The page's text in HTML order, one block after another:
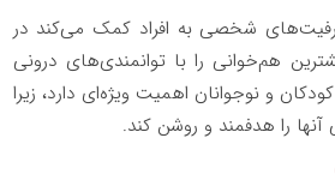
شخصی به افراد کمک می‌کند در
هم‌خوانی را با توانمندی‌های درونی
و نوجوانان اهمیت ویژه‌ای دارد، زیرا
آنها را هدفمند و روشن کند.